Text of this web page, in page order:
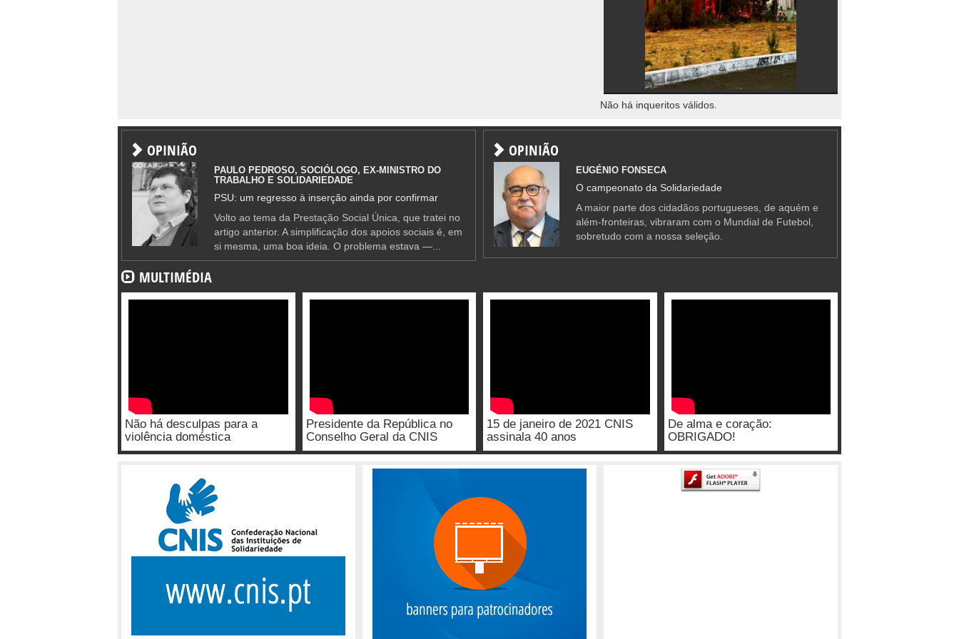
Não há inqueritos válidos.
OPINIÃO
PAULO PEDROSO, SOCIÓLOGO, EX-MINISTRO DO
TRABALHO E SOLIDARIEDADE
PSU: um regresso à inserção ainda por confirmar
Volto ao tema da Prestação Social Única, que tratei no
artigo anterior. A simplificação dos apoios sociais é, em
si mesma, uma boa ideia. O problema estava —...
OPINIÃO
EUGÉNIO FONSECA
O campeonato da Solidariedade
A maior parte dos cidadãos portugueses, de aquém e
além-fronteiras, vibraram com o Mundial de Futebol,
sobretudo com a nossa seleção.
MULTIMÉDIA
Não há desculpas para a
violência doméstica
Presidente da República no
Conselho Geral da CNIS
15 de janeiro de 2021 CNIS
assinala 40 anos
De alma e coração:
OBRIGADO!